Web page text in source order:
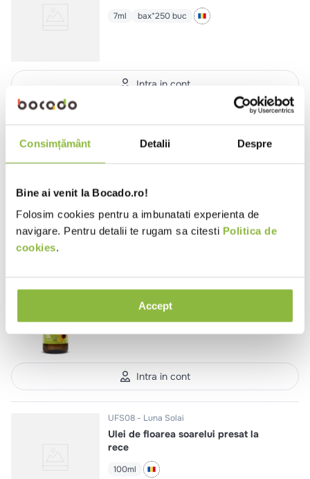
Consimțământ Detalii Despre
Bine ai venit la Bocado.ro!
Folosim cookies pentru a imbunatati experienta de
navigare. Pentru detalii te rugam sa citesti Politica de
cookies.
Accept
7ml bax*250 buc
Intra in cont
Ulei de floarea soarelui
Intra in cont
Ulei din floarea soarelui presat la
rece, bio
750ml
Intra in cont
UFS08 Luna Solai
Ulei de floarea soarelui presat la
rece
100ml